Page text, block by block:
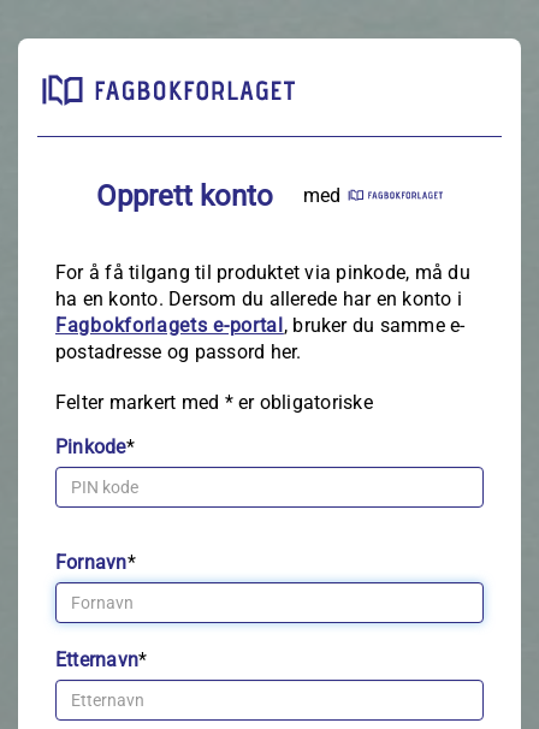
Opprett konto med
For å få tilgang til produktet via pinkode, må du
ha en konto. Dersom du allerede har en konto i
Fagbokforlagets e‑portal, bruker du samme e-
postadresse og passord her.
Felter markert med *er obligatoriske
Pinkode*
Fornavn*
Etternavn*